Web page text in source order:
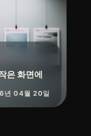
은 화면에
년 04월 20일